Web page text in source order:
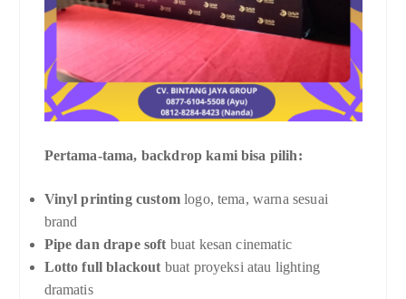
Pertama-tama, backdrop kami bisa pilih:
Vinyl printing customlogo, tema, warna sesuai
brand
Pipe dan drape soft buat kesan cinematic
Lotto full blackout buat proyeksi atau lighting
dramatis